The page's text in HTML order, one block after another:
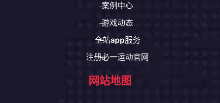
案例中心
游戏动态
全站app服务
注册必一运动官网
网站地图